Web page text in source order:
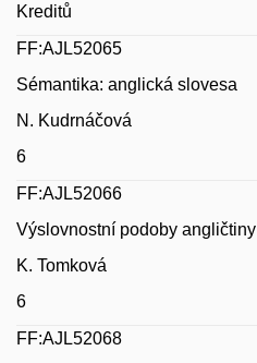
Kreditů
FF:AJL52065
Sémantika: anglická slovesa
N. Kudrnáčová
6
FF:AJL52066
Výslovnostní podoby angličtiny
K. Tomková
6
FF:AJL52068